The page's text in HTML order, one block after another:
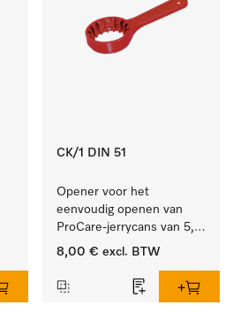
CK/1 DIN 51
Opener voor het
eenvoudig openen van
ProCare-jerrycans van 5,
10 en 20 l.
8,00 € excl. BTW